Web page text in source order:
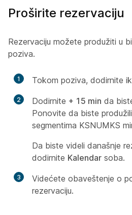
Proširite rezervaciju
Rezervaciju možete produžiti u
poziva.
1 Tokom poziva, dodirnite
2 Dodirnite + 15 min da
Ponovite da biste
segmentima KSNUMKS
Da biste videli današnje
dodirnite Kalendar soba.
3
Videćete obaveštenje o
rezervaciju.